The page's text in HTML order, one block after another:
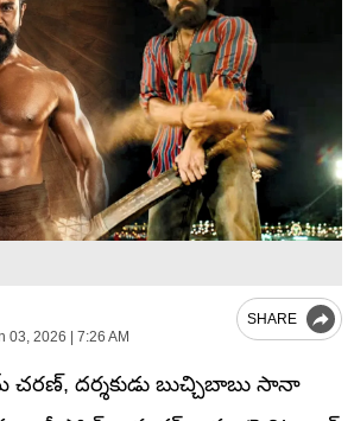
03, 2026 | 7:26 AM
SHARE
దర్శకుడు బుచ్చిబాబు సానా